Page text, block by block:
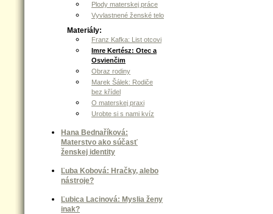
Plody materskej práce
Vyvlastnené ženské telo
Materiály:
Franz Kafka: List otcovi
Imre Kertész: Otec a
Osvienčim
Obraz rodiny
Marek Šálek: Rodiče
bez křídel
O materskej praxi
Urobte si s nami kvíz
Hana Bednaříková:
Materstvo ako súčasť
ženskej identity
Ľuba Kobová: Hračky, alebo
nástroje?
Ľubica Lacinová: Myslia ženy
inak?